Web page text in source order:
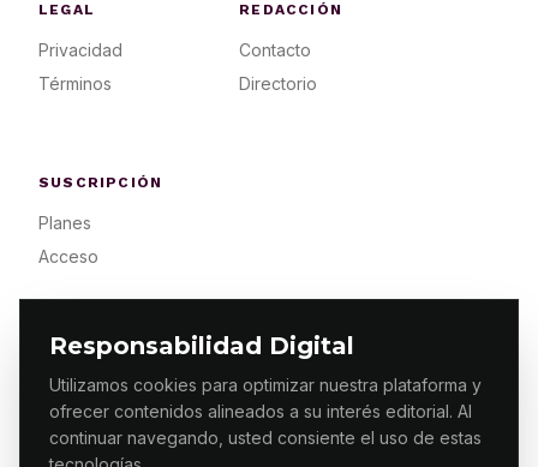
Responsabilidad Digital
Utilizamos cookies para optimizar nuestra plataforma y
ofrecer contenidos alineados a su interés editorial. Al
continuar navegando, usted consiente el uso de estas
LEGAL
Privacidad
Términos
REDACCIÓN
Contacto
Directorio
SUSCRIPCIÓN
Planes
Acceso
© 2026 ES PRIMERA MX. ALGUNOS DERECHOS
RESERVADOS / DESIGNMAKING.MX